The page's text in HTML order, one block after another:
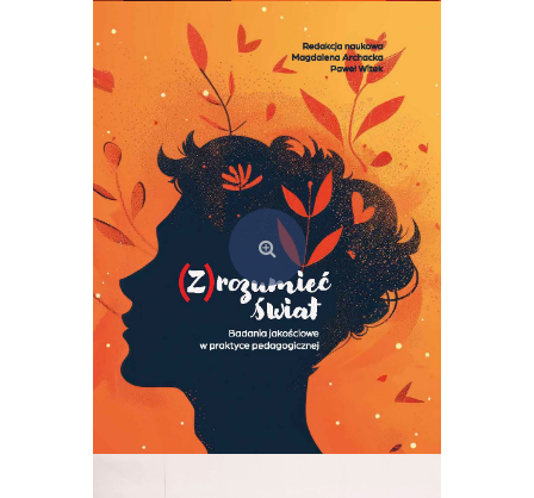
Semiotyka kultury. Teoria i praktyka szkoły tartusko-moskiewskiej
69,00zł
Dodaj do koszyka